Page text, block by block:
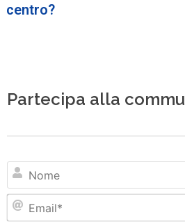
centro?
Partecipa alla